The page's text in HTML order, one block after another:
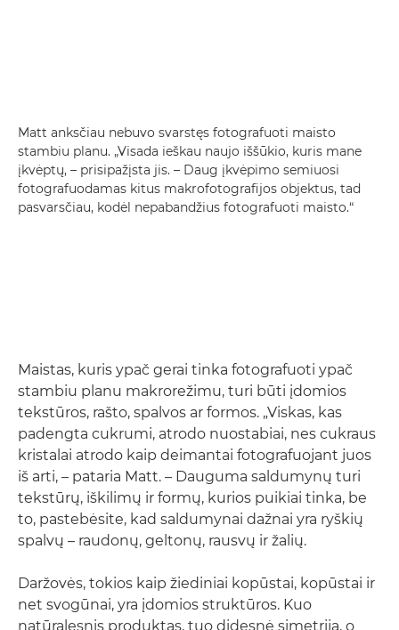
Matt anksčiau nebuvo svarstęs fotografuoti maisto
stambiu planu. „Visada ieškau naujo iššūkio, kuris mane
įkvėptų, – prisipažįsta jis. – Daug įkvėpimo semiuosi
fotografuodamas kitus makrofotografijos objektus, tad
pasvarsčiau, kodėl nepabandžius fotografuoti maisto.“
Maistas, kuris ypač gerai tinka fotografuoti ypač
stambiu planu makrorežimu, turi būti įdomios
tekstūros, rašto, spalvos ar formos. „Viskas, kas
padengta cukrumi, atrodo nuostabiai, nes cukraus
kristalai atrodo kaip deimantai fotografuojant juos
iš arti, – pataria Matt. – Dauguma saldumynų turi
tekstūrų, iškilimų ir formų, kurios puikiai tinka, be
to, pastebėsite, kad saldumynai dažnai yra ryškių
spalvų – raudonų, geltonų, rausvų ir žalių.
Daržovės, tokios kaip žiediniai kopūstai, kopūstai ir
net svogūnai, yra įdomios struktūros. Kuo
natūralesnis produktas, tuo didesnė simetrija, o